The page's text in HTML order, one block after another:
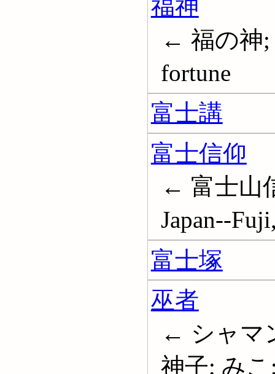
福神
← 福の神;
fortune
富士講
富士信仰
← 富士山
Japan--
富士塚
巫者
← シャマ
神子; みこ